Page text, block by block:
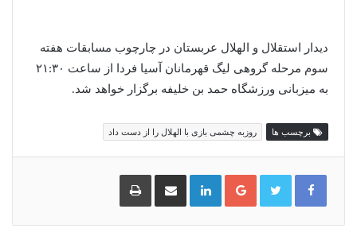
دیدار استقلال و الهلال عربستان در چارچوب مسابقات هفته
سوم مرحله گروهی لیگ قهرمانان آسیا فردا از ساعت ۲۱:۳۰
به میزبانی ورزشگاه حمد بن خلیفه برگزار خواهد شد.
برچسب ها روزبه چشمی بازی با الهلال را از دست داد
گوگل
پلاس
لینکدین اشتراک
گذاری
ایمیل
چاپ